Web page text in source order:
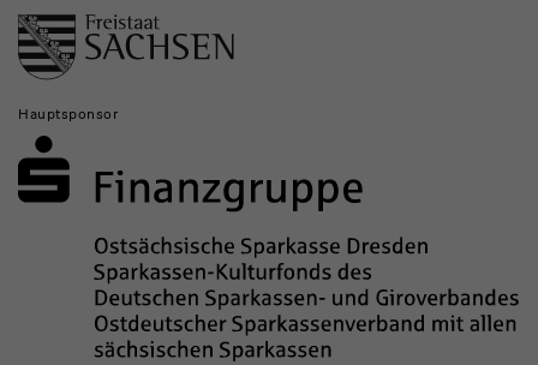
Hauptsponsor